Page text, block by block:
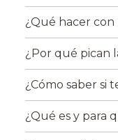
¿Qué hacer
¿Por qué pican
¿Cómo saber si
¿Qué es y para